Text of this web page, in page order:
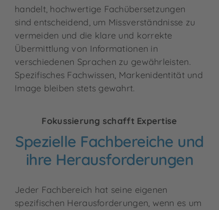
handelt, hochwertige Fachübersetzungen
sind entscheidend, um Missverständnisse zu
vermeiden und die klare und korrekte
Übermittlung von Informationen in
verschiedenen Sprachen zu gewährleisten.
Spezifisches Fachwissen, Markenidentität und
Image bleiben stets gewahrt.
Fokussierung schafft Expertise
Spezielle Fachbereiche und
ihre Herausforderungen
Jeder Fachbereich hat seine eigenen
spezifischen Herausforderungen, wenn es um